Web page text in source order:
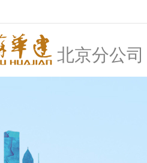
北京分公司